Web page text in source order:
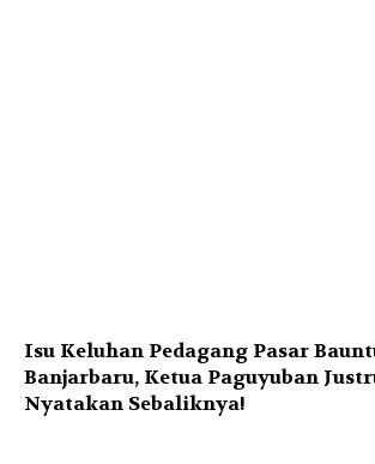
Isu Keluhan Pedagang Pasar
Banjarbaru, Ketua Paguyuban
Nyatakan Sebaliknya!